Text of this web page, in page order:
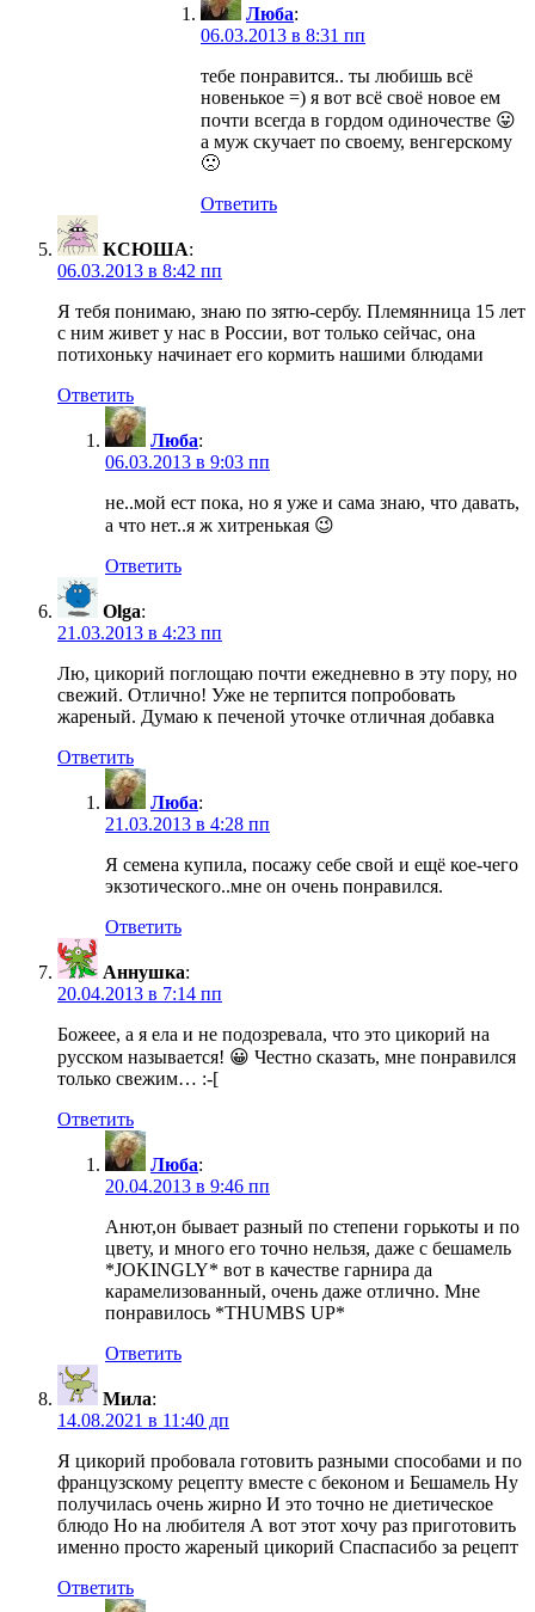
Люба:
06.03.2013 в 8:31 пп
тебе понравится.. ты любишь всё
новенькое =) я вот всё своё новое ем
почти всегда в гордом одиночестве 😛
а муж скучает по своему, венгерскому
🙁
Ответить
КСЮША:
06.03.2013 в 8:42 пп
Я тебя понимаю, знаю по зятю-сербу. Племянница 15 лет
с ним живет у нас в России, вот только сейчас, она
потихоньку начинает его кормить нашими блюдами
Ответить
Люба:
06.03.2013 в 9:03 пп
не..мой ест пока, но я уже и сама знаю, что давать,
а что нет..я ж хитренькая 😉
Ответить
Olga:
21.03.2013 в 4:23 пп
Лю, цикорий поглощаю почти ежедневно в эту пору, но
свежий. Отлично! Уже не терпится попробовать
жареный. Думаю к печеной уточке отличная добавка
Ответить
Люба:
21.03.2013 в 4:28 пп
Я семена купила, посажу себе свой и ещё кое-чего
экзотического..мне он очень понравился.
Ответить
Аннушка:
20.04.2013 в 7:14 пп
Божеее, а я ела и не подозревала, что это цикорий на
русском называется! 😀 Честно сказать, мне понравился
только свежим… :-[
Ответить
Люба:
20.04.2013 в 9:46 пп
Анют,он бывает разный по степени горькоты и по
цвету, и много его точно нельзя, даже с бешамель
*JOKINGLY* вот в качестве гарнира да
карамелизованный, очень даже отлично. Мне
понравилось *THUMBS UP*
Ответить
Мила:
14.08.2021 в 11:40 дп
Я цикорий пробовала готовить разными способами и по
французскому рецепту вместе с беконом и Бешамель Ну
получилась очень жирно И это точно не диетическое
блюдо Но на любителя А вот этот хочу раз приготовить
именно просто жареный цикорий Спаспасибо за рецепт
Ответить